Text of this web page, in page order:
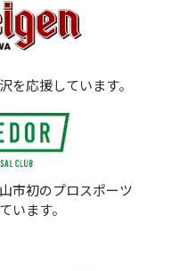
を応援しています。
市初のプロスポーツ
います。